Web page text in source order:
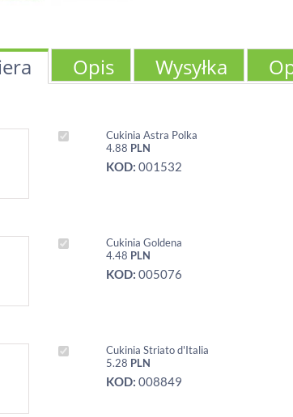
Opis Wysyłka
Cukinia Astra Polka
4.88 PLN
KOD: 001532
Cukinia Goldena
4.48 PLN
KOD: 005076
Cukinia Striato d'Italia
5.28 PLN
KOD: 008849